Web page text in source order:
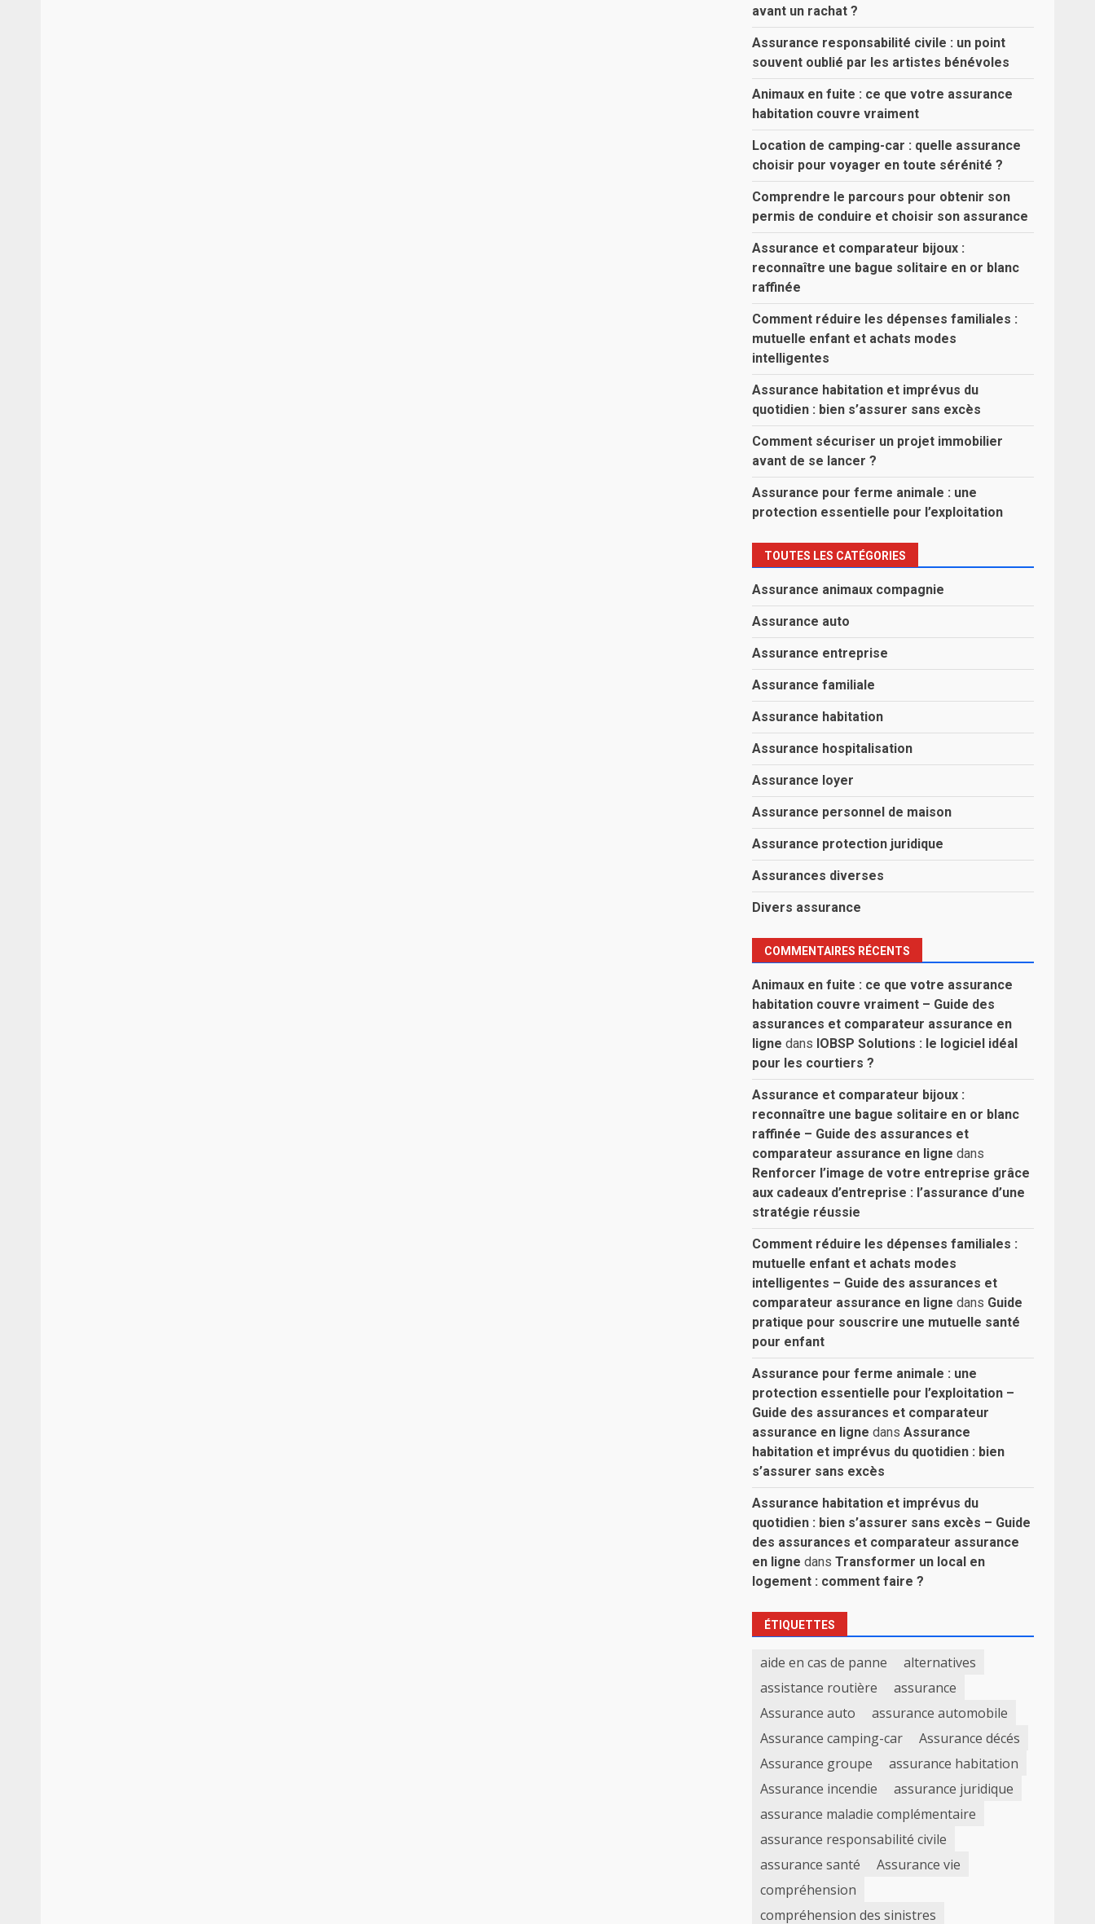
avant un rachat ?
Assurance responsabilité civile : un point
souvent oublié par les artistes bénévoles
Animaux en fuite : ce que votre assurance
habitation couvre vraiment
Location de camping-car : quelle assurance
choisir pour voyager en toute sérénité ?
Comprendre le parcours pour obtenir son
permis de conduire et choisir son assurance
Assurance et comparateur bijoux :
reconnaître une bague solitaire en or blanc
raffinée
Comment réduire les dépenses familiales :
mutuelle enfant et achats modes
intelligentes
Assurance habitation et imprévus du
quotidien : bien s’assurer sans excès
Comment sécuriser un projet immobilier
avant de se lancer ?
Assurance pour ferme animale : une
protection essentielle pour l’exploitation
TOUTES LES CATÉGORIES
Assurance animaux compagnie
Assurance auto
Assurance entreprise
Assurance familiale
Assurance habitation
Assurance hospitalisation
Assurance loyer
Assurance personnel de maison
Assurance protection juridique
Assurances diverses
Divers assurance
COMMENTAIRES RÉCENTS
Animaux en fuite : ce que votre assurance
habitation couvre vraiment – Guide des
assurances et comparateur assurance en
ligne dans IOBSP Solutions : le logiciel idéal
pour les courtiers ?
Assurance et comparateur bijoux :
reconnaître une bague solitaire en or blanc
raffinée – Guide des assurances et
comparateur assurance en ligne dans
Renforcer l’image de votre entreprise grâce
aux cadeaux d’entreprise : l’assurance d’une
stratégie réussie
Comment réduire les dépenses familiales :
mutuelle enfant et achats modes
intelligentes – Guide des assurances et
comparateur assurance en ligne dans Guide
pratique pour souscrire une mutuelle santé
pour enfant
Assurance pour ferme animale : une
protection essentielle pour l’exploitation –
Guide des assurances et comparateur
assurance en ligne dansAssurance
habitation et imprévus du quotidien : bien
s’assurer sans excès
Assurance habitation et imprévus du
quotidien : bien s’assurer sans excès – Guide
des assurances et comparateur assurance
en ligne dansTransformer un local en
logement : comment faire ?
ÉTIQUETTES
aide en cas de panne
alternatives
assistance routière
assurance
Assurance auto
assurance automobile
Assurance camping-car
Assurance décés
Assurance groupe
assurance habitation
Assurance incendie
assurance juridique
assurance maladie complémentaire
assurance responsabilité civile
assurance santé
Assurance vie
compréhension
compréhension des sinistres